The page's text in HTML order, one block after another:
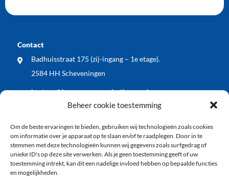
Beheer cookie toestemming
Om de beste ervaringen te bieden, gebruiken wij technologieën zoals cookies
om informatie over je apparaat op te slaan en/of te raadplegen. Door in te
stemmen met deze technologieën kunnen wij gegevens zoals surfgedrag of
unieke ID's op deze site verwerken. Als je geen toestemming geeft of uw
toestemming intrekt, kan dit een nadelige invloed hebben op bepaalde functies
en mogelijkheden.
Contact
Badhuisstraat 175 (zij-ingang – 1e etage).
2584 HH Scheveningen
bestuur@bewonersorganisatiewos.nl
WOS dient zienswijze in op voorontwerp Kop
Keizerstraat: blij met vergroening, wel meer aandacht
voor veiligheid en economische vitaliteit
WOS buurt BBQ: samen de zomer ingeluid!